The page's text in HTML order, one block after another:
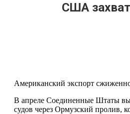
США
Американский экспорт
В апреле Соединенные Штаты
судов через Ормузский пролив,